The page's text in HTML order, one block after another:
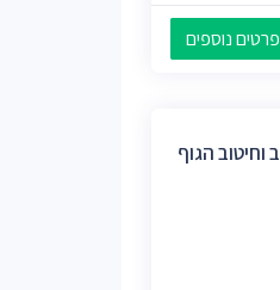
פרטים נוספים